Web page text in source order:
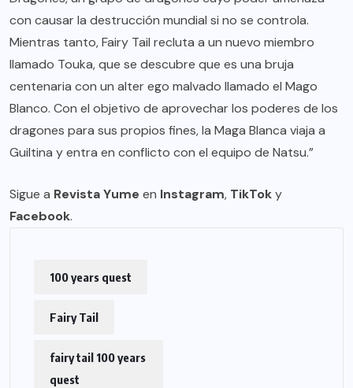
con causar la destrucción mundial si no se controla.
Mientras tanto, Fairy Tail recluta a un nuevo miembro
llamado Touka, que se descubre que es una bruja
centenaria con un alter ego malvado llamado el Mago
Blanco. Con el objetivo de aprovechar los poderes de los
dragones para sus propios fines, la Maga Blanca viaja a
Guiltina y entra en conflicto con el equipo de Natsu.”
Sigue a Revista Yume en Instagram, TikToky
Facebook.
100 years quest
Fairy Tail
fairy tail 100 years
quest